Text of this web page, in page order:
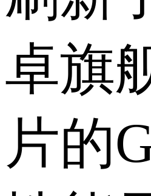
卓旗
片的